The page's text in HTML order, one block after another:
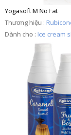
Yogasoft M No Fat
Thương hiệu :
Dành cho : Ice cream